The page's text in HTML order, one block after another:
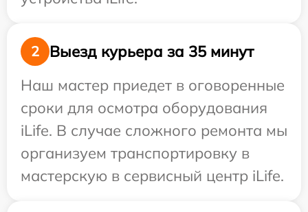
2
Выезд курьера за 35 минут
Наш мастер приедет в оговоренные
сроки для осмотра оборудования
iLife. В случае сложного ремонта мы
организуем транспортировку в
мастерскую в сервисный центр iLife.